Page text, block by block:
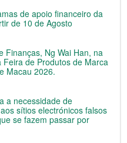
de apoio financeiro da
de 10 de Agosto
Finanças, Ng Wai Han, na
de Produtos de Marca
Macau 2026.
a necessidade de
sítios electrónicos falsos
se fazem passar por